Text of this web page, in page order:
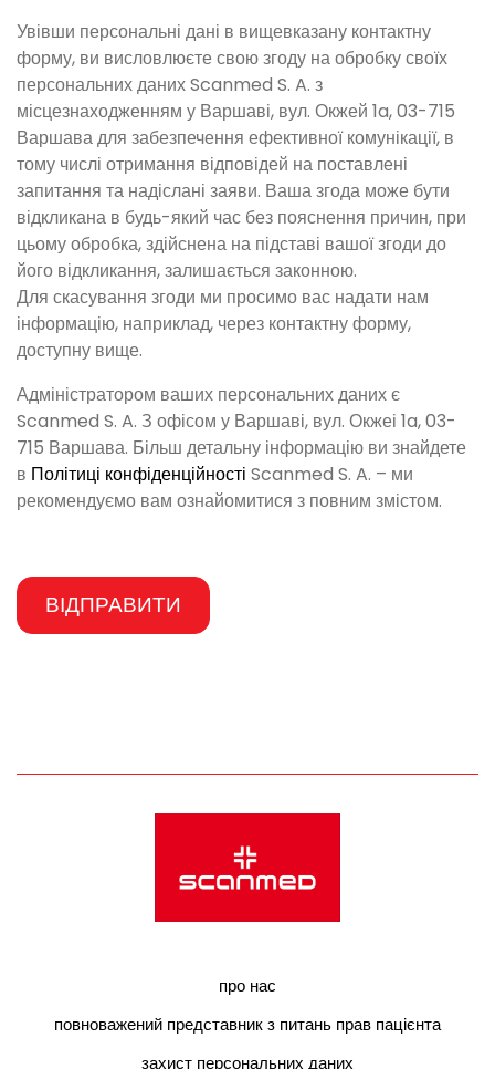
Увівши персональні дані в вищевказану контактну
форму, ви висловлюєте свою згоду на обробку своїх
персональних даних Scanmed S. A. з
місцезнаходженням у Варшаві, вул. Окжей 1a, 03-715
Варшава для забезпечення ефективної комунікації, в
тому числі отримання відповідей на поставлені
запитання та надіслані заяви. Ваша згода може бути
відкликана в будь-який час без пояснення причин, при
цьому обробка, здійснена на підставі вашої згоди до
його відкликання, залишається законною.
Для скасування згоди ми просимо вас надати нам
інформацію, наприклад, через контактну форму,
доступну вище.
Адміністратором ваших персональних даних є
Scanmed S. A. З офісом у Варшаві, вул. Окжеі 1a, 03-
715 Варшава. Більш детальну інформацію ви знайдете
в Політиці конфіденційності Scanmed S. A. – ми
рекомендуємо вам ознайомитися з повним змістом.
про нас
повноважений представник з питань прав пацієнта
захист персональних даних